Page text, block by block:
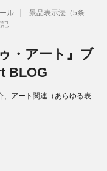
ル
景品表示法（5条
・アート』ブ
BLOG
、アート関連（あらゆる表